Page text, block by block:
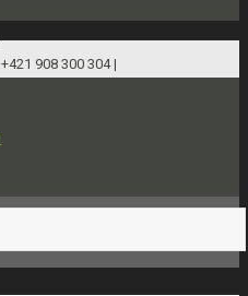
+421 908 300 304 |